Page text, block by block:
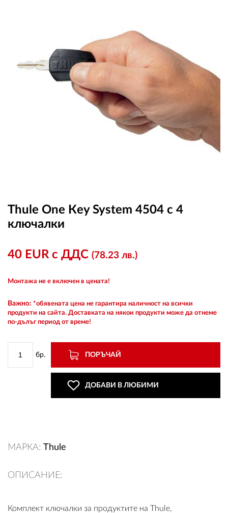
Thule One Кey System 4504 с 4
ключалки
40 EUR с ДДС (78.23 лв.)
Монтажа не е включен в цената!
Важно: *обявената цена не гарантира наличност на всички
продукти на сайта. Доставката на някои продукти може да отнеме
по-дълъг период от време!
бр. ПОРЪЧАЙ
ДОБАВИ В ЛЮБИМИ
МАРКА: Thule
ОПИСАНИЕ:
Комплект ключалки за продуктите на Thule,
Любими
0 продукта
РЕГИСТРАЦИЯ
КОНТАКТИ
ОБЩИ УСЛОВИЯ
УСЛОВИЯ ЗА ДОСТАВКА
СТОКИ НА КРЕДИТ
ПОЛИТИКА ЗА БИСКВИТКИ
ПЛАТФОРМА ЗА ОРС